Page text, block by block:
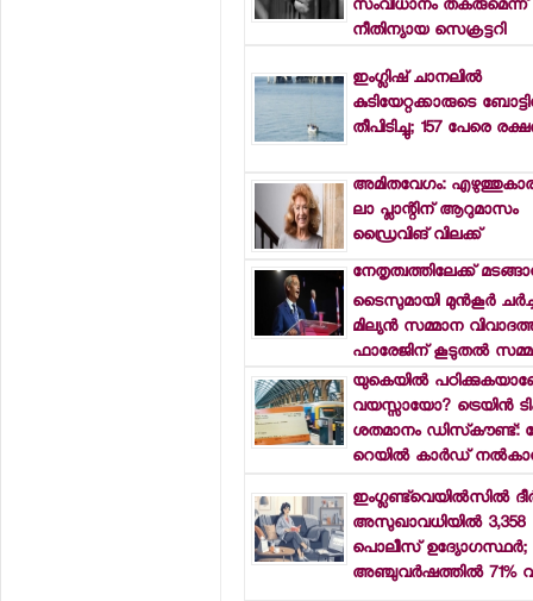
സംവിധാനം തകരുമെന്ന്
നീതിന്യായ സെക്രട്ടറി
ഇംഗ്ലിഷ് ചാനലില്‍
കുടിയേറ്റക്കാരുടെ
തീപിടിച്ചു; 157 പേരെ
അമിതവേഗം:
ലാ പ്ലാന്റിന് ആറുമാസം
ഡ്രൈവിങ് വിലക്ക്
നേതൃത്വത്തിലേക്ക്
ടൈസുമായി മുന്‍കൂര്‍
മില്യന്‍ സമ്മാന
ഫാരേജിന് കൂടുതല്‍
യുകെയില്‍
വയസ്സായോ? ട്രെയിന്‍
ശതമാനം ഡിസ്‌കൗണ്ട്:
റെയില്‍ കാര്‍ഡ്
ഇംഗ്ലണ്ട്‌വെയില്‍സില്‍
അസുഖാവധിയില്‍ 3,358
പൊലീസ് ഉദ്യോഗസ്ഥര്‍;
അഞ്ചുവര്‍ഷത്തില്‍ 71%